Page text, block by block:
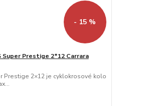
- 15 %
Super Prestige 2*12 Carrara
Prestige 2×12 je cyklokrosové kolo